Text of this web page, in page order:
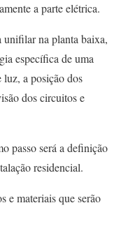
a parte elétrica.
unifilar na planta baixa,
específica de uma
luz, a posição dos
dos circuitos e
passo será a definição
residencial.
e materiais que serão